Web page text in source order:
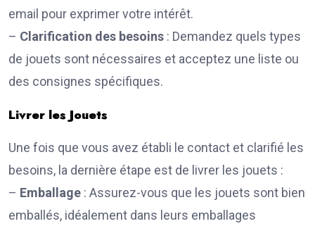
email pour exprimer votre intérêt.
– Clarification des besoins : Demandez quels types
de jouets sont nécessaires et acceptez une liste ou
des consignes spécifiques.
Livrer les Jouets
Une fois que vous avez établi le contact et clarifié les
besoins, la dernière étape est de livrer les jouets :
– Emballage : Assurez-vous que les jouets sont bien
emballés, idéalement dans leurs emballages